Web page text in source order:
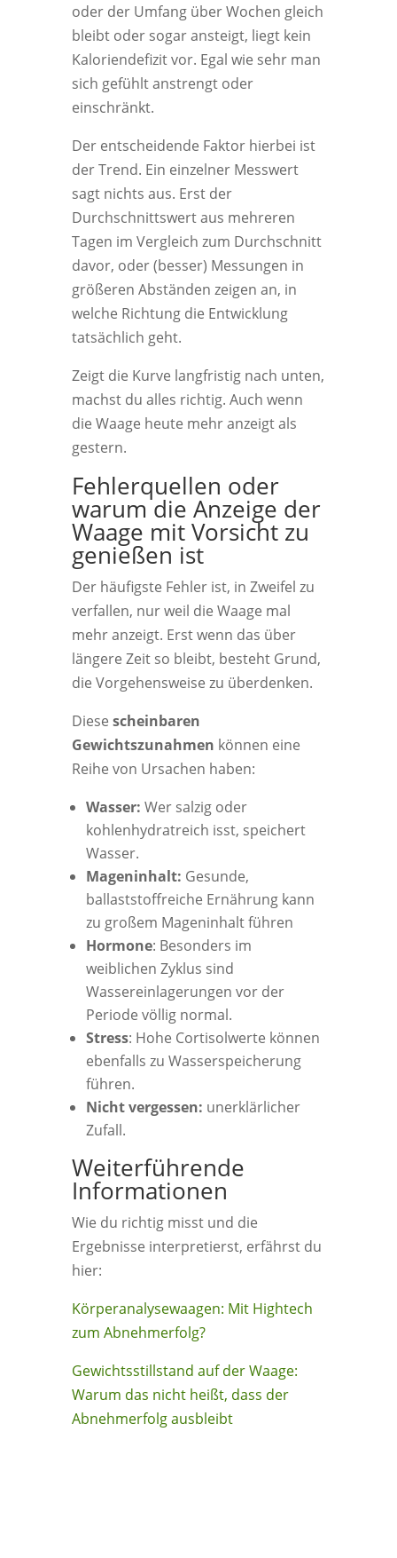
oder der Umfang über Wochen gleich
bleibt oder sogar ansteigt, liegt kein
Kaloriendefizit vor. Egal wie sehr man
sich gefühlt anstrengt oder
einschränkt.
Der entscheidende Faktor hierbei ist
der Trend. Ein einzelner Messwert
sagt nichts aus. Erst der
Durchschnittswert aus mehreren
Tagen im Vergleich zum Durchschnitt
davor, oder (besser) Messungen in
größeren Abständen zeigen an, in
welche Richtung die Entwicklung
tatsächlich geht.
Zeigt die Kurve langfristig nach unten,
machst du alles richtig. Auch wenn
die Waage heute mehr anzeigt als
gestern.
Fehlerquellen oder
warum die Anzeige der
Waage mit Vorsicht zu
genießen ist
Der häufigste Fehler ist, in Zweifel zu
verfallen, nur weil die Waage mal
mehr anzeigt. Erst wenn das über
längere Zeit so bleibt, besteht Grund,
die Vorgehensweise zu überdenken.
Diese scheinbaren
Gewichtszunahmen können eine
Reihe von Ursachen haben:
Wasser: Wer salzig oder
kohlenhydratreich isst, speichert
Wasser.
Mageninhalt: Gesunde,
ballaststoffreiche Ernährung kann
zu großem Mageninhalt führen
Hormone: Besonders im
weiblichen Zyklus sind
Wassereinlagerungen vor der
Periode völlig normal.
Stress: Hohe Cortisolwerte können
ebenfalls zu Wasserspeicherung
führen.
Nicht vergessen: unerklärlicher
Zufall.
Weiterführende
Informationen
Wie du richtig misst und die
Ergebnisse interpretierst, erfährst du
hier:
Körperanalysewaagen: Mit Hightech
zum Abnehmerfolg?
Gewichtsstillstand auf der Waage:
Warum das nicht heißt, dass der
Abnehmerfolg ausbleibt